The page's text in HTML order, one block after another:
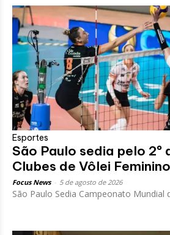
Esportes
São Paulo sedia pelo 2º
Clubes de Vôlei Feminino
Focus News 5 de agosto de 2026
São Paulo Sedia Campeonato Mundial